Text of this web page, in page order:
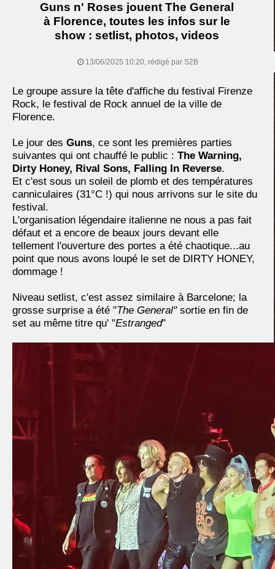
Guns n' Roses jouent The General
à Florence, toutes les infos sur le
show : setlist, photos, videos
13/06/2025 10:20, rédigé par S2B
Le groupe assure la tête d'affiche du festival Firenze
Rock, le festival de Rock annuel de la ville de
Florence.
Le jour des Guns, ce sont les premières parties
suivantes qui ont chauffé le public : The Warning,
Dirty Honey, Rival Sons, Falling In Reverse.
Et c'est sous un soleil de plomb et des températures
canniculaires (31°C !) qui nous arrivons sur le site du
festival.
L'organisation légendaire italienne ne nous a pas fait
défaut et a encore de beaux jours devant elle
tellement l'ouverture des portes a été chaotique...au
point que nous avons loupé le set de DIRTY HONEY,
dommage !
Niveau setlist, c'est assez similaire à Barcelone; la
grosse surprise a été "The General"sortie en fin de
set au même titre qu' "Estranged"